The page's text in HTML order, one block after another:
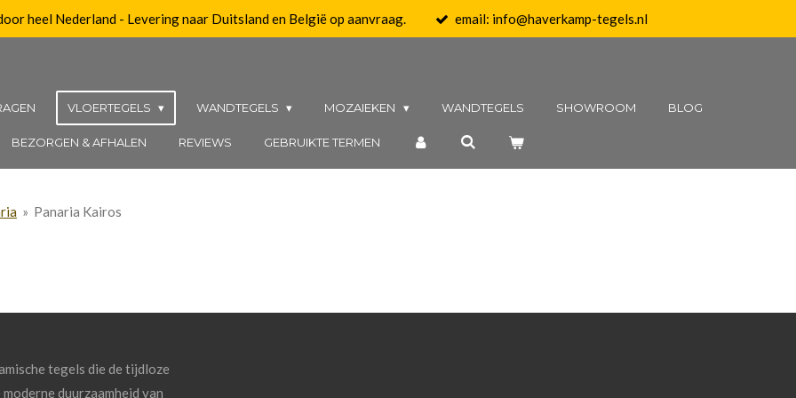
heel Nederland - Levering naar Duitsland en België op aanvraag. email: info@haverkamp-tegels.nl
VLOERTEGELS WANDTEGELS MOZAIEKEN WANDTEGELS SHOWROOM BLOG
BEZORGEN & AFHALEN REVIEWS GEBRUIKTE TERMEN
» Panaria Kairos
tegels die de tijdloze
duurzaamheid van